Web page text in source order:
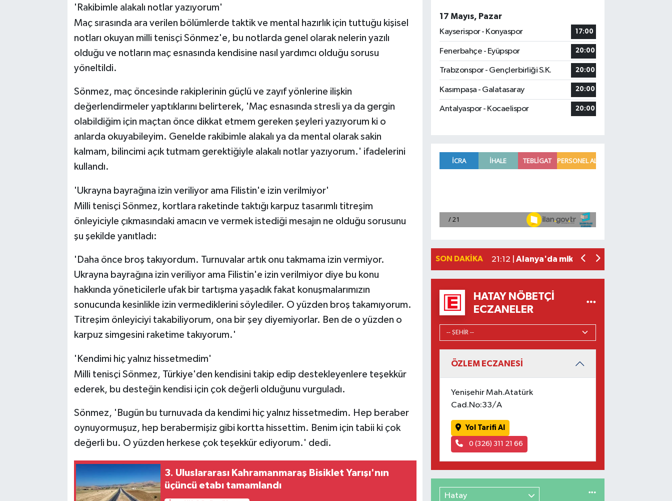
'Rakibimle alakalı notlar yazıyorum'
Maç sırasında ara verilen bölümlerde taktik ve mental hazırlık için tuttuğu kişisel
notları okuyan milli tenisçi Sönmez'e, bu notlarda genel olarak nelerin yazılı
olduğu ve notların maç esnasında kendisine nasıl yardımcı olduğu sorusu
yöneltildi.
Sönmez, maç öncesinde rakiplerinin güçlü ve zayıf yönlerine ilişkin
değerlendirmeler yaptıklarını belirterek, 'Maç esnasında stresli ya da gergin
olabildiğim için maçtan önce dikkat etmem gereken şeyleri yazıyorum ki o
anlarda okuyabileyim. Genelde rakibimle alakalı ya da mental olarak sakin
kalmam, bilincimi açık tutmam gerektiğiyle alakalı notlar yazıyorum.' ifadelerini
kullandı.
'Ukrayna bayrağına izin veriliyor ama Filistin'e izin verilmiyor'
Milli tenisçi Sönmez, kortlara raketinde taktığı karpuz tasarımlı titreşim
önleyiciyle çıkmasındaki amacın ve vermek istediği mesajın ne olduğu sorusunu
şu şekilde yanıtladı:
'Daha önce broş takıyordum. Turnuvalar artık onu takmama izin vermiyor.
Ukrayna bayrağına izin veriliyor ama Filistin'e izin verilmiyor diye bu konu
hakkında yöneticilerle ufak bir tartışma yaşadık fakat konuşmalarımızın
sonucunda kesinlikle izin vermediklerini söylediler. O yüzden broş takamıyorum.
Titreşim önleyiciyi takabiliyorum, ona bir şey diyemiyorlar. Ben de o yüzden o
karpuz simgesini raketime takıyorum.'
'Kendimi hiç yalnız hissetmedim'
Milli tenisçi Sönmez, Türkiye'den kendisini takip edip destekleyenlere teşekkür
ederek, bu desteğin kendisi için çok değerli olduğunu vurguladı.
Sönmez, 'Bugün bu turnuvada da kendimi hiç yalnız hissetmedim. Hep beraber
oynuyormuşuz, hep berabermişiz gibi kortta hissettim. Benim için tabii ki çok
değerli bu. O yüzden herkese çok teşekkür ediyorum.' dedi.
3. Uluslararası Kahramanmaraş Bisiklet Yarışı'nın
üçüncü etabı tamamlandı
17 Mayıs, Pazar
Kayserispor - Konyaspor
17:00
Fenerbahçe - Eyüpspor 20:00
Trabzonspor - Gençlerbirliği S.K. 20:00
Kasımpaşa - Galatasaray 20:00
Antalyaspor - Kocaelispor 20:00
SON DAKIKA
2026 Air Badminton Türkiye
21:12 | Alanya'da mikroplastik kirliliği
HATAY NÖBETÇI
ECZANELER
ÖZLEM ECZANESİ
Yenişehir Mah.Atatürk
Cad.No:33/A
Yol Tarifi Al
0 (326) 311 21 66
Hatay